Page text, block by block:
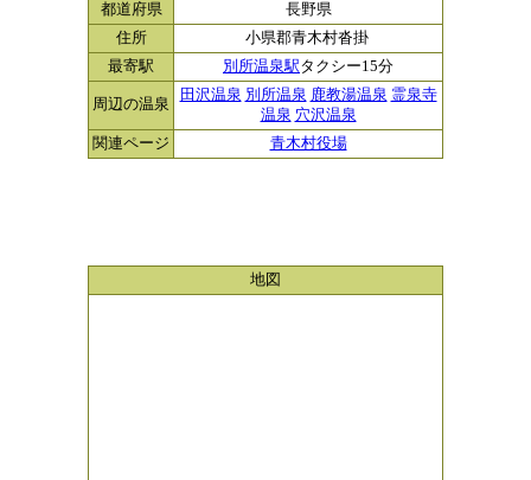
都道府県
長野県
住所
小県郡青木村沓掛
最寄駅
別所温泉駅タクシー15分
周辺の温泉
田沢温泉 別所温泉 鹿教湯温泉 霊泉寺
温泉 穴沢温泉
関連ページ
青木村役場
地図